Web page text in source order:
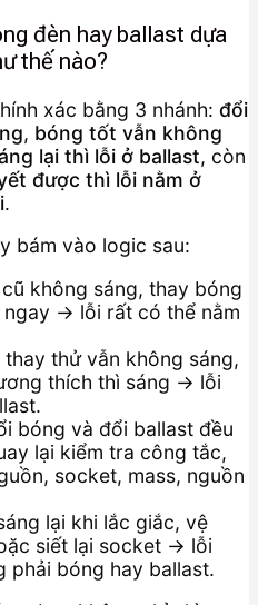
đèn hay ballast dựa
thế nào?
xác bằng 3 nhánh: đổi
, bóng tốt vẫn không
lại thì lỗi ở ballast, còn
được thì lỗi nằm ở
.
bám vào logic sau:
không sáng, thay bóng
ngay → lỗi rất có thể nằm
thay thử vẫn không sáng,
thích thì sáng → lỗi
bóng và đổi ballast đều
lại kiểm tra công tắc,
socket, mass, nguồn
lại khi lắc giắc, vệ
siết lại socket → lỗi
phải bóng hay ballast.